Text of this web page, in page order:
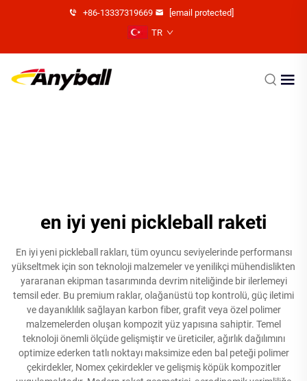
+86-13337319669
[email protected]
TR
en iyi yeni pickleball raketi
En iyi yeni pickleball rakları, tüm oyuncu seviyelerinde performansı
yükseltmek için son teknoloji malzemeler ve yenilikçi mühendislikten
yararanan ekipman tasarımında devrim niteliğinde bir ilerlemeyi
temsil eder. Bu premium raklar, olağanüstü top kontrolü, güç iletimi
ve dayanıklılık sağlayan karbon fiber, grafit veya özel polimer
malzemelerden oluşan kompozit yüz yapısına sahiptir. Temel
teknoloji önemli ölçüde gelişmiştir ve üreticiler, ağırlık dağılımını
optimize ederken tatlı noktayı maksimize eden bal peteği polimer
çekirdekler, Nomex çekirdekler ve gelişmiş köpük kompozitler